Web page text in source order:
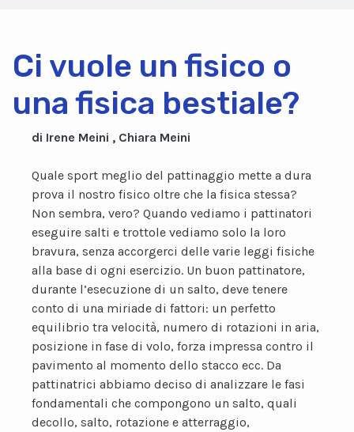
Ci vuole un fisico o
una fisica bestiale?
di Irene Meini , Chiara Meini
Quale sport meglio del pattinaggio mette a dura
prova il nostro fisico oltre che la fisica stessa?
Non sembra, vero? Quando vediamo i pattinatori
eseguire salti e trottole vediamo solo la loro
bravura, senza accorgerci delle varie leggi fisiche
alla base di ogni esercizio. Un buon pattinatore,
durante l’esecuzione di un salto, deve tenere
conto di una miriade di fattori: un perfetto
equilibrio tra velocità, numero di rotazioni in aria,
posizione in fase di volo, forza impressa contro il
pavimento al momento dello stacco ecc. Da
pattinatrici abbiamo deciso di analizzare le fasi
fondamentali che compongono un salto, quali
decollo, salto, rotazione e atterraggio,